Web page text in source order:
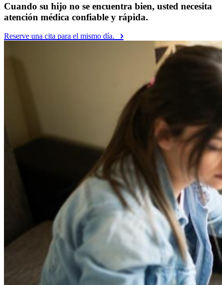
Cuando su hijo no se encuentra bien, usted necesita
atención médica confiable y rápida.
Reserve una cita para el mismo día.